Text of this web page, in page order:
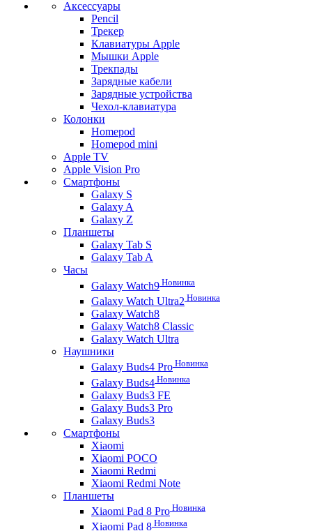
Аксессуары
Pencil
Трекер
Клавиатуры Apple
Мышки Apple
Трекпады
Зарядные кабели
Зарядные устройства
Чехол-клавиатура
Колонки
Homepod
Homepod mini
Apple TV
Apple Vision Pro
Смартфоны
Galaxy S
Galaxy A
Galaxy Z
Планшеты
Galaxy Tab S
Galaxy Tab A
Часы
Galaxy Watch9 Новинка
Galaxy Watch Ultra2 Новинка
Galaxy Watch8
Galaxy Watch8 Classic
Galaxy Watch Ultra
Наушники
Galaxy Buds4 Pro Новинка
Galaxy Buds4 Новинка
Galaxy Buds3 FE
Galaxy Buds3 Pro
Galaxy Buds3
Смартфоны
Xiaomi
Xiaomi POCO
Xiaomi Redmi
Xiaomi Redmi Note
Планшеты
Xiaomi Pad 8 Pro Новинка
Xiaomi Pad 8 Новинка